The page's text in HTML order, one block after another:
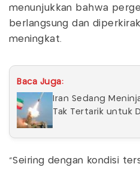
menunjukkan bahwa
berlangsung dan
meningkat.
Baca Juga:
Iran Sedang
Tak Tertarik untuk
"Seiring dengan kondisi